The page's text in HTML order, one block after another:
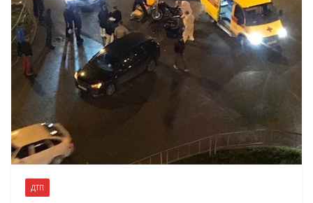
ДТП